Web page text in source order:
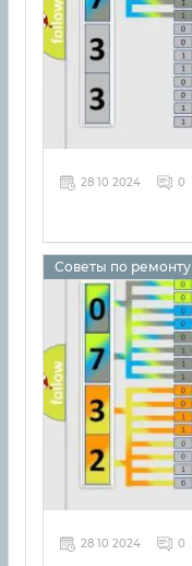
28 10 2024 0
Советы по ремонту
28 10 2024 0